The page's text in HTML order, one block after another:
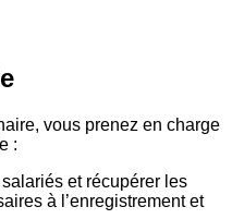
vous prenez en charge
:
et récupérer les
à l’enregistrement et